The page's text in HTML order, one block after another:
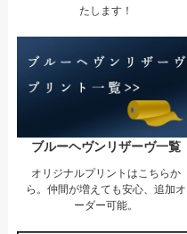
たします！
ブルーヘヴンリザーヴ一覧
オリジナルプリントはこちらか
ら。仲間が増えても安心、追加オ
ーダー可能。